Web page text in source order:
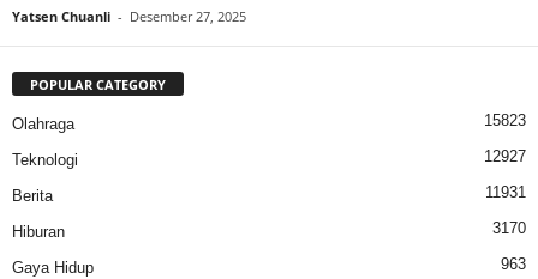
Yatsen Chuanli - Desember 27, 2025
POPULAR CATEGORY
Olahraga 15823
Teknologi 12927
Berita 11931
Hiburan 3170
Gaya Hidup 963